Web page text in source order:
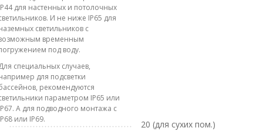
для настенных и потолочных
И не ниже IP65 для
светильников с
временным
под воду.
специальных случаев,
для подсветки
рекомендуются
параметром IP65 или
А для подводного монтажа с
или IP69.
20 (для сухих пом.)